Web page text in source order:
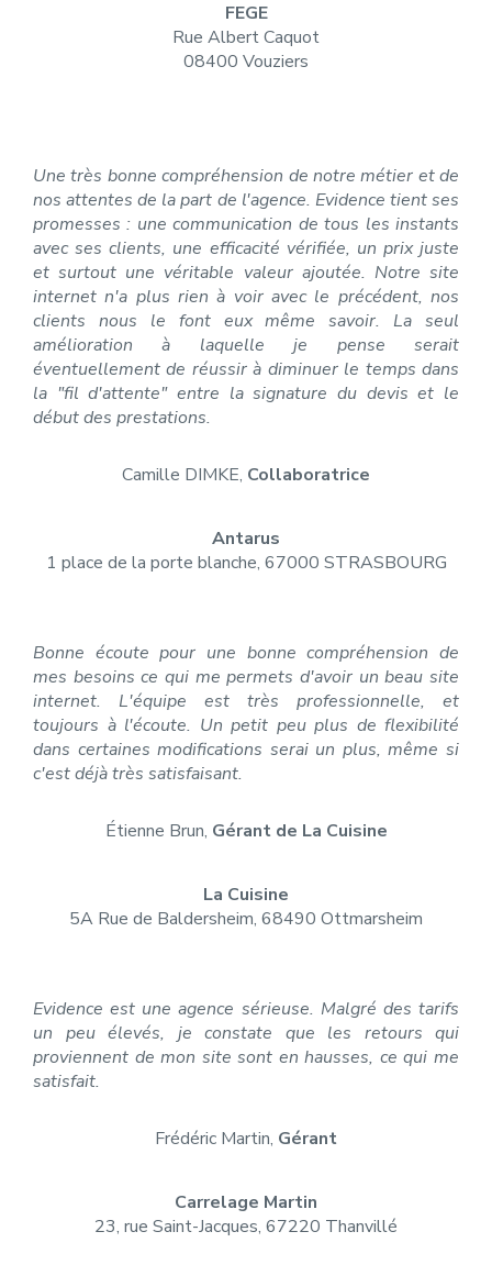
FEGE
Rue Albert Caquot
08400 Vouziers
Une très bonne compréhension de notre métier et de
nos attentes de la part de l'agence. Evidence tient ses
promesses : une communication de tous les instants
avec ses clients, une efficacité vérifiée, un prix juste
et surtout une véritable valeur ajoutée. Notre site
internet n'a plus rien à voir avec le précédent, nos
clients nous le font eux même savoir. La seul
amélioration à laquelle je pense serait
éventuellement de réussir à diminuer le temps dans
la "fil d'attente" entre la signature du devis et le
début des prestations.
Camille DIMKE, Collaboratrice
Antarus
1 place de la porte blanche, 67000 STRASBOURG
Bonne écoute pour une bonne compréhension de
mes besoins ce qui me permets d'avoir un beau site
internet. L'équipe est très professionnelle, et
toujours à l'écoute. Un petit peu plus de flexibilité
dans certaines modifications serai un plus, même si
c'est déjà très satisfaisant.
Étienne Brun, Gérant de La Cuisine
La Cuisine
5A Rue de Baldersheim, 68490 Ottmarsheim
Evidence est une agence sérieuse. Malgré des tarifs
un peu élevés, je constate que les retours qui
proviennent de mon site sont en hausses, ce qui me
satisfait.
Frédéric Martin, Gérant
Carrelage Martin
23, rue Saint-Jacques, 67220 Thanvillé